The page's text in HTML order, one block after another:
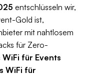
entschlüsseln wir,
Gold ist,
mit nahtlosem
für Zero-
für Events
WiFi für